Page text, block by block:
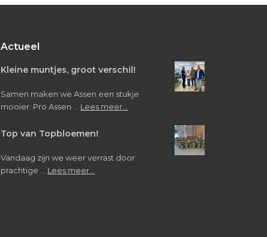
Actueel
Kleine muntjes, groot verschil!
Samen maken we Assen een stukje
mooier. Pro Assen … Lees meer...
verschil!
Top van Topbloemen!
Vandaag zijn we weer verrast door
prachtige … Lees meer...